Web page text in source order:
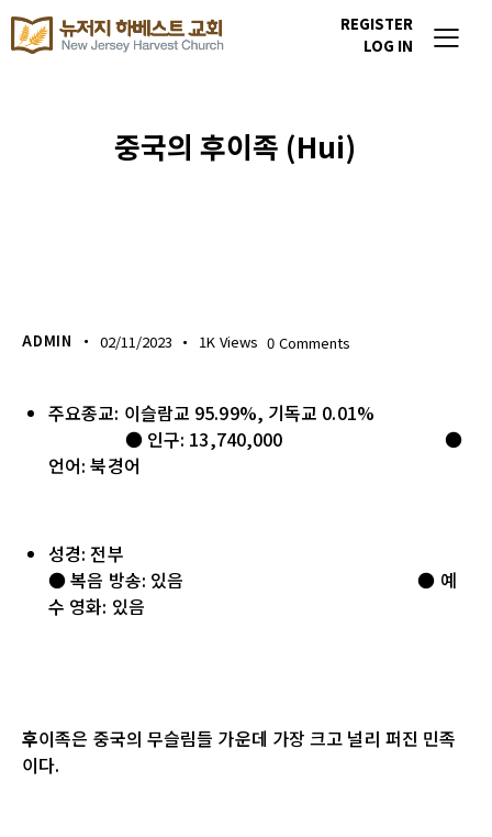
REGISTER
LOG IN
중국의 후이족 (Hui)
ADMIN 02/11/2023 1K Views 0 Comments
주요종교: 이슬람교 95.99%, 기독교 0.01%
● 인구: 13,740,000 ●
언어: 북경어
성경: 전부
● 복음 방송: 있음 ● 예
수 영화: 있음
후이족은 중국의 무슬림들 가운데 가장 크고 널리 퍼진 민족
이다.